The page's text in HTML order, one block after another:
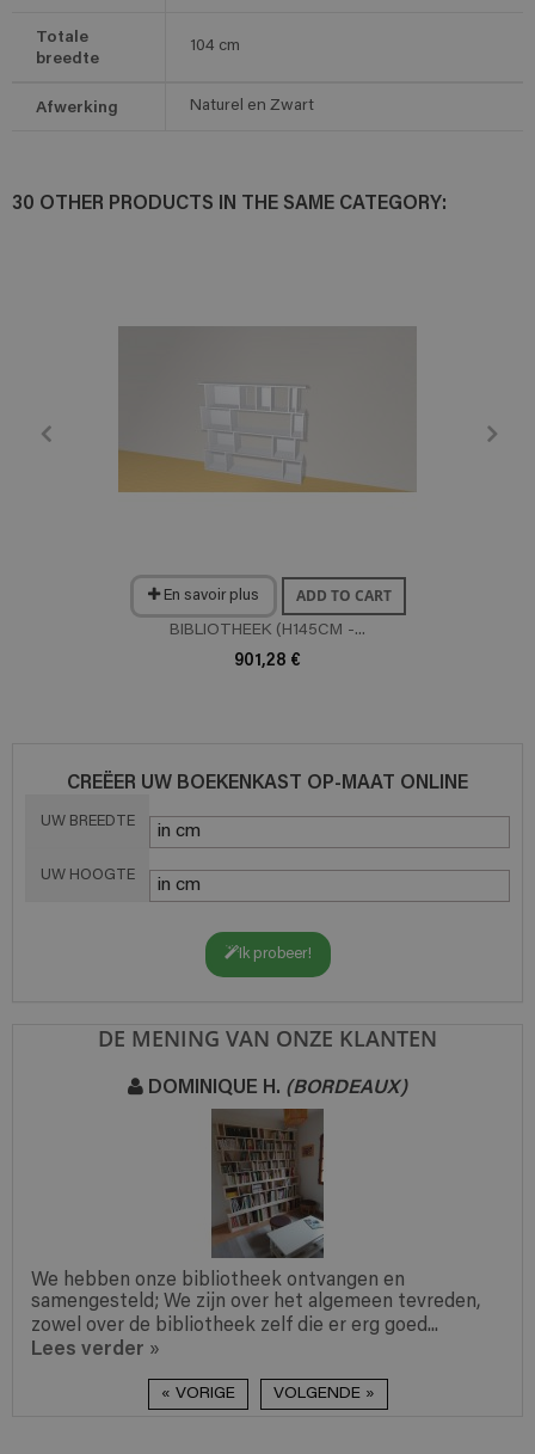
Totale
breedte
104 cm
Afwerking Naturel en Zwart
30 OTHER PRODUCTS IN THE SAME CATEGORY:
En savoir plus ADD TO CART
BIBLIOTHEEK (H145CM -...
901,28 €
CREËER UW BOEKENKAST OP-MAAT ONLINE
UW BREEDTE
UW HOOGTE
Ik probeer!
DE MENING VAN ONZE KLANTEN
DOMINIQUE H. (BORDEAUX)
We hebben onze bibliotheek ontvangen en
samengesteld; We zijn over het algemeen tevreden,
zowel over de bibliotheek zelf die er erg goed...
Lees verder »
« VORIGE VOLGENDE »